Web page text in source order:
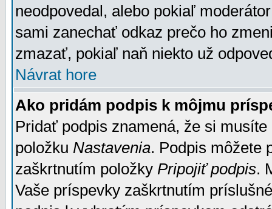
neodpovedal, alebo pokiaľ
sami zanechať odkaz prečo ho
zmazať, pokiaľ naň niekto už
Návrat hore
Ako pridám podpis k môjmu
Pridať podpis znamená, že si
položku Nastavenia. Podpis môžete
zaškrtnutím položky Pripojiť podpis.
Vaše príspevky zaškrtnutím